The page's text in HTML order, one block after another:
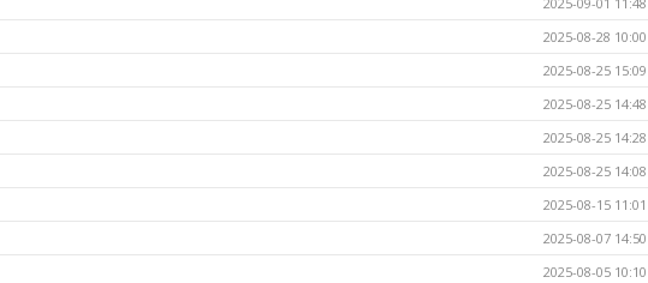
2025-08-28 10:00
2025-08-25 15:09
2025-08-25 14:48
2025-08-25 14:28
2025-08-25 14:08
2025-08-15 11:01
2025-08-07 14:50
2025-08-05 10:10